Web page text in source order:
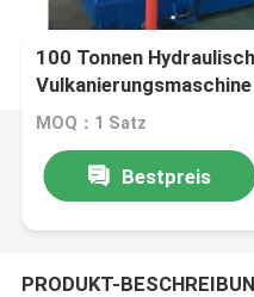
100 Tonnen
Zelle
MOQ：1 Satz
Bestpreis
PRODUKT-